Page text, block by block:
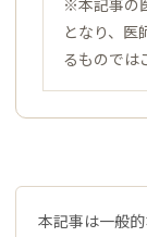
※本記事の
となり、医
るものでは
本記事は一般